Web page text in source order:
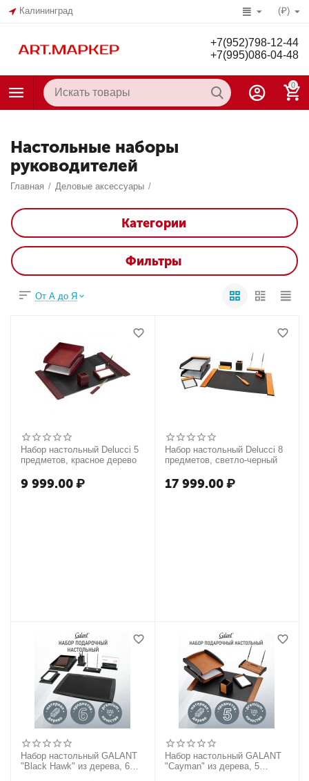
Калининград (₽)
+7(952)798-12-44
+7(995)086-04-48
0
Настольные наборы
руководителей
Главная / Деловые аксессуары /
Категории
Фильтры
От А до Я
Набор настольный Delucci 5
предметов, красное дерево
9 999.00₽
Набор настольный Delucci 8
предметов, светло-черный
17 999.00₽
Набор настольный GALANT
"Black Hawk" из дерева, 6
Набор настольный GALANT
"Cayman" из дерева, 5